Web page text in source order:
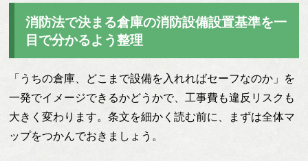
消防法で決まる倉庫の消防設備設置基準を一
目で分かるよう整理
「うちの倉庫、どこまで設備を入れればセーフなのか」を
一発でイメージできるかどうかで、工事費も違反リスクも
大きく変わります。条文を細かく読む前に、まずは全体マ
ップをつかんでおきましょう。